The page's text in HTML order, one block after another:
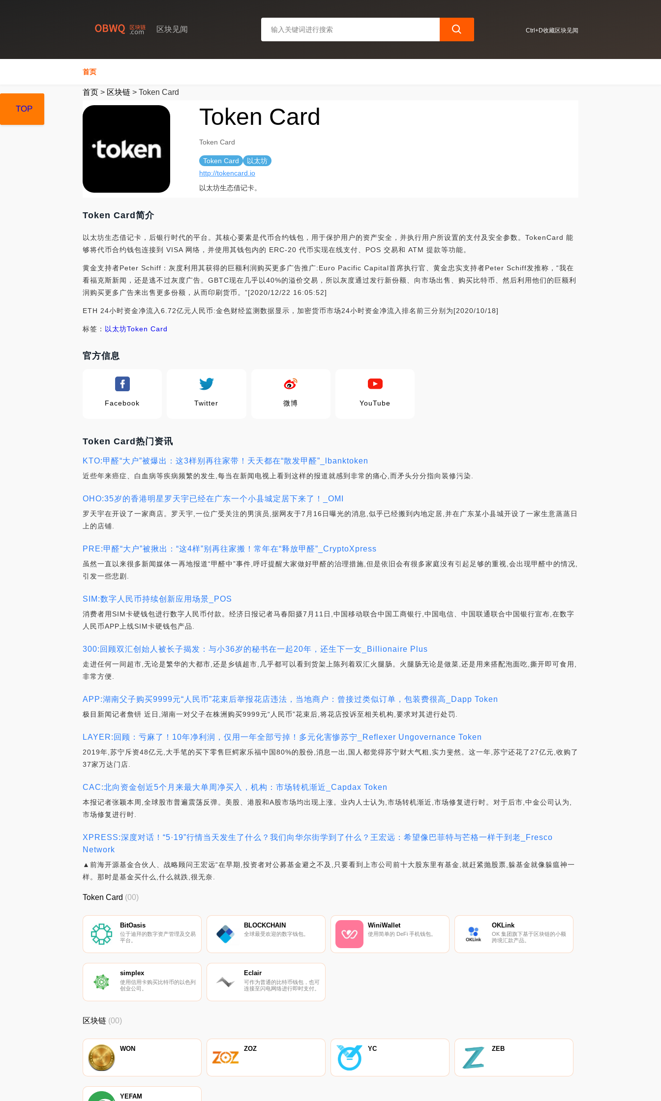
区块见闻 Ctrl+D收藏区块见闻
首页
首页 > 区块链 > Token Card
Token Card
Token Card
Token Card
以太坊
http://tokencard.io
以太坊生态借记卡。
Token Card简介
以太坊生态借记卡，后银行时代的平台。其核心要素是代币合约钱包，用于保护用户的资产安全，并执行用户所设置的支付及安全参数。TokenCard 能
够将代币合约钱包连接到 VISA 网络，并使用其钱包内的 ERC-20 代币实现在线支付、POS 交易和 ATM 提款等功能。
黄金支持者Peter Schiff：灰度利用其获得的巨额利润购买更多广告推广:Euro Pacific Capital首席执行官、黄金忠实支持者Peter Schiff发推称，“我在
看福克斯新闻，还是逃不过灰度广告。GBTC现在几乎以40%的溢价交易，所以灰度通过发行新份额、向市场出售、购买比特币、然后利用他们的巨额利
润购买更多广告来出售更多份额，从而印刷货币。”[2020/12/22 16:05:52]
ETH 24小时资金净流入6.72亿元人民币:金色财经监测数据显示，加密货币市场24小时资金净流入排名前三分别为[2020/10/18]
标签： 以太坊Token Card
官方信息
Facebook Twitter 微博 YouTube
Token Card热门资讯
KTO:甲醛“大户”被爆出：这3样别再往家带！天天都在“散发甲醛”_lbanktoken
近些年来癌症、白血病等疾病频繁的发生,每当在新闻电视上看到这样的报道就感到非常的痛心,而矛头分分指向装修污染.
OHO:35岁的香港明星罗天宇已经在广东一个小县城定居下来了！_OMI
罗天宇在开设了一家商店。罗天宇,一位广受关注的男演员,据网友于7月16日曝光的消息,似乎已经搬到内地定居,并在广东某小县城开设了一家生意蒸蒸日
上的店铺.
PRE:甲醛“大户”被揪出：“这4样”别再往家搬！常年在“释放甲醛”_CryptoXpress
虽然一直以来很多新闻媒体一再地报道“甲醛中”事件,呼吁提醒大家做好甲醛的治理措施,但是依旧会有很多家庭没有引起足够的重视,会出现甲醛中的情况,
引发一些悲剧.
SIM:数字人民币持续创新应用场景_POS
消费者用SIM卡硬钱包进行数字人民币付款。经济日报记者马春阳摄7月11日,中国移动联合中国工商银行,中国电信、中国联通联合中国银行宣布,在数字
人民币APP上线SIM卡硬钱包产品.
300:回顾双汇创始人被长子揭发：与小36岁的秘书在一起20年，还生下一女_Billionaire Plus
走进任何一间超市,无论是繁华的大都市,还是乡镇超市,几乎都可以看到货架上陈列着双汇火腿肠。火腿肠无论是做菜,还是用来搭配泡面吃,撕开即可食用,
非常方便.
APP:湖南父子购买9999元“人民币”花束后举报花店违法，当地商户：曾接过类似订单，包装费很高_Dapp Token
极目新闻记者詹钘 近日,湖南一对父子在株洲购买9999元“人民币”花束后,将花店投诉至相关机构,要求对其进行处罚.
LAYER:回顾：亏麻了！10年净利润，仅用一年全部亏掉！多元化害惨苏宁_Reflexer Ungovernance Token
2019年,苏宁斥资48亿元,大手笔的买下零售巨鳄家乐福中国80%的股份,消息一出,国人都觉得苏宁财大气粗,实力斐然。这一年,苏宁还花了27亿元,收购了
37家万达门店.
CAC:北向资金创近5个月来最大单周净买入，机构：市场转机渐近_Capdax Token
本报记者张颖本周,全球股市普遍震荡反弹。美股、港股和A股市场均出现上涨。业内人士认为,市场转机渐近,市场修复进行时。对于后市,中金公司认为,
市场修复进行时.
XPRESS:深度对话！“5·19”行情当天发生了什么？我们向华尔街学到了什么？王宏远：希望像巴菲特与芒格一样干到老_Fresco
Network
▲前海开源基金合伙人、战略顾问王宏远“在早期,投资者对公募基金避之不及,只要看到上市公司前十大股东里有基金,就赶紧抛股票,躲基金就像躲瘟神一
样。那时是基金买什么,什么就跌,很无奈.
TOP
Token Card (00)
BitOasis
位于迪拜的数字资产管理及交易
平台。
BLOCKCHAIN
全球最受欢迎的数字钱包。
WiniWallet
使用简单的 DeFi 手机钱包。
OKLink
OK 集团旗下基于区块链的小额
跨境汇款产品。
simplex
使用信用卡购买比特币的以色列
创业公司。
Eclair
可作为普通的比特币钱包，也可
连接至闪电网络进行即时支付。
TOP
区块链 (00)
WON ZOZ YC ZEB
YEFAM
TOP